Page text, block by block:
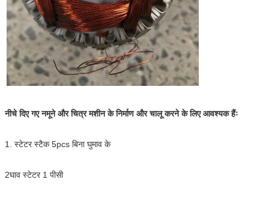
नीचे दिए गए नमूने और चित्र मशीन के निर्माण और चालू करने के लिए आवश्यक हैंः
1. स्टेटर स्टैक 5pcs बिना घुमाव के
2घाव स्टेटर 1 पीसी